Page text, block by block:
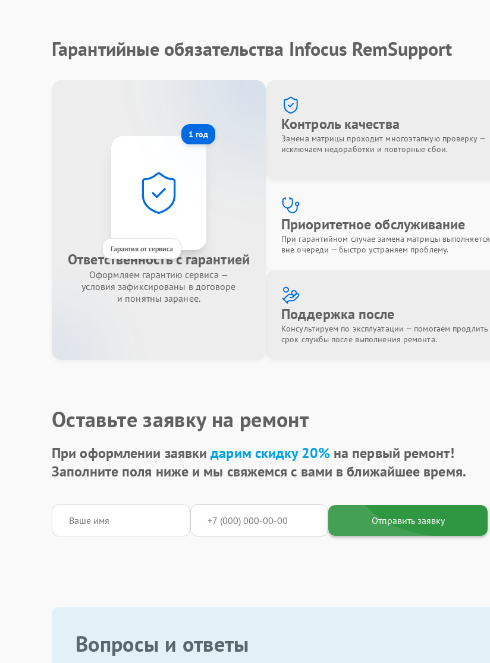
Гарантийные обязательства Infocus RemSupport
1 год
Гарантия от сервиса
Ответственность с гарантией
Оформляем гарантию сервиса —
условия зафиксированы в договоре
и понятны заранее.
Контроль качества
Замена матрицы проходит многоэтапную проверку —
исключаем недоработки и повторные сбои.
Приоритетное обслуживание
При гарантийном случае замена матрицы выполняется
вне очереди — быстро устраняем проблему.
Поддержка после
Консультируем по эксплуатации — помогаем продлить
срок службы после выполнения ремонта.
Оставьте заявку на ремонт
При оформлении заявкидарим скидку 20%на первый ремонт!
Заполните поля ниже и мы свяжемся с вами в ближайшее время.
Отправить заявку
Вопросы и ответы